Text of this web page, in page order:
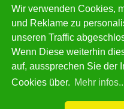
Wir verwenden Cookies,
und Reklame zu
unseren Traffic
Wenn Diese weiterhin
auf, aussprechen Sie der
Cookies über. Mehr
HOME |Über mich|
Copyright
Alle eingereichten Inhalte
urheberrechtlich geschützt.
persönlichen, nicht-
geschützte Bilder gefunden
umgehend entfernen. Wir